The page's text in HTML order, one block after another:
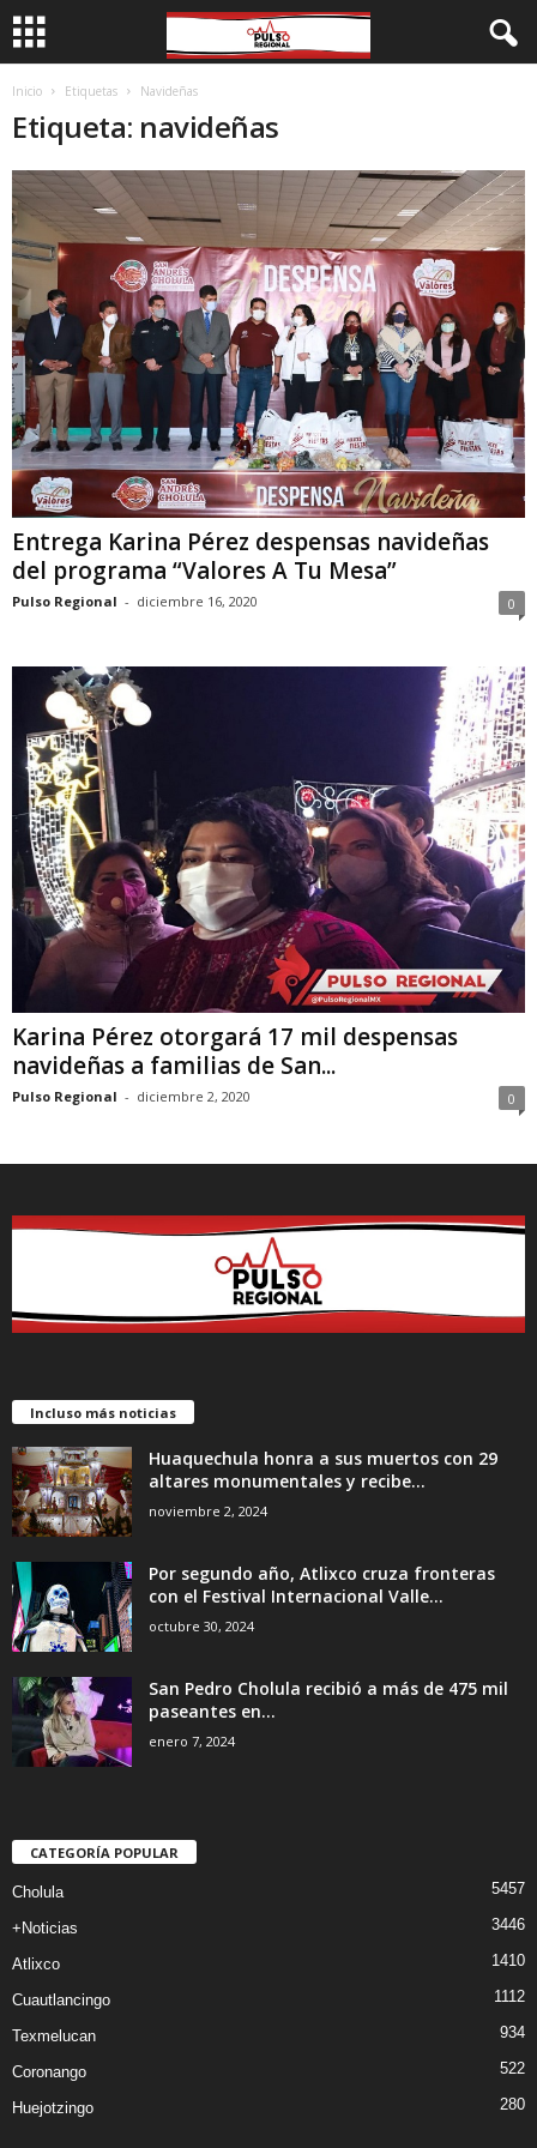
Inicio Etiquetas Navideñas
Etiqueta: navideñas
Entrega Karina Pérez despensas navideñas
del programa “Valores A Tu Mesa”
Pulso Regional - diciembre 16, 2020 0
Karina Pérez otorgará 17 mil despensas
navideñas a familias de San...
Pulso Regional - diciembre 2, 2020 0
Incluso más noticias
Huaquechula honra a sus muertos con 29
altares monumentales y recibe...
noviembre 2, 2024
Por segundo año, Atlixco cruza fronteras
con el Festival Internacional Valle...
octubre 30, 2024
San Pedro Cholula recibió a más de 475 mil
paseantes en...
enero 7, 2024
CATEGORÍA POPULAR
Cholula 5457
+Noticias 3446
Atlixco 1410
Cuautlancingo 1112
Texmelucan 934
Coronango 522
Huejotzingo 280